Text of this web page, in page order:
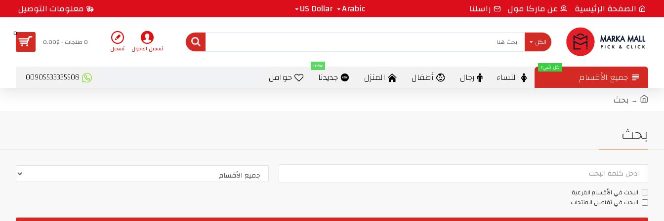
الصفحة الرئيسية عن ماركا مول راسلنا Arabic
US Dollar معلومات التوصيل
الكل
تسجيل الدخول تسجيل
0 منتجات - $0.00
0
جميع الأقسام
كل شيء
النساء رجال أطفال المنزل جديدنا
new
حوامل 00905533335508
بحث
بحث
البحث في الأقسام الفرعية
البحث في تفاصيل المنتجات